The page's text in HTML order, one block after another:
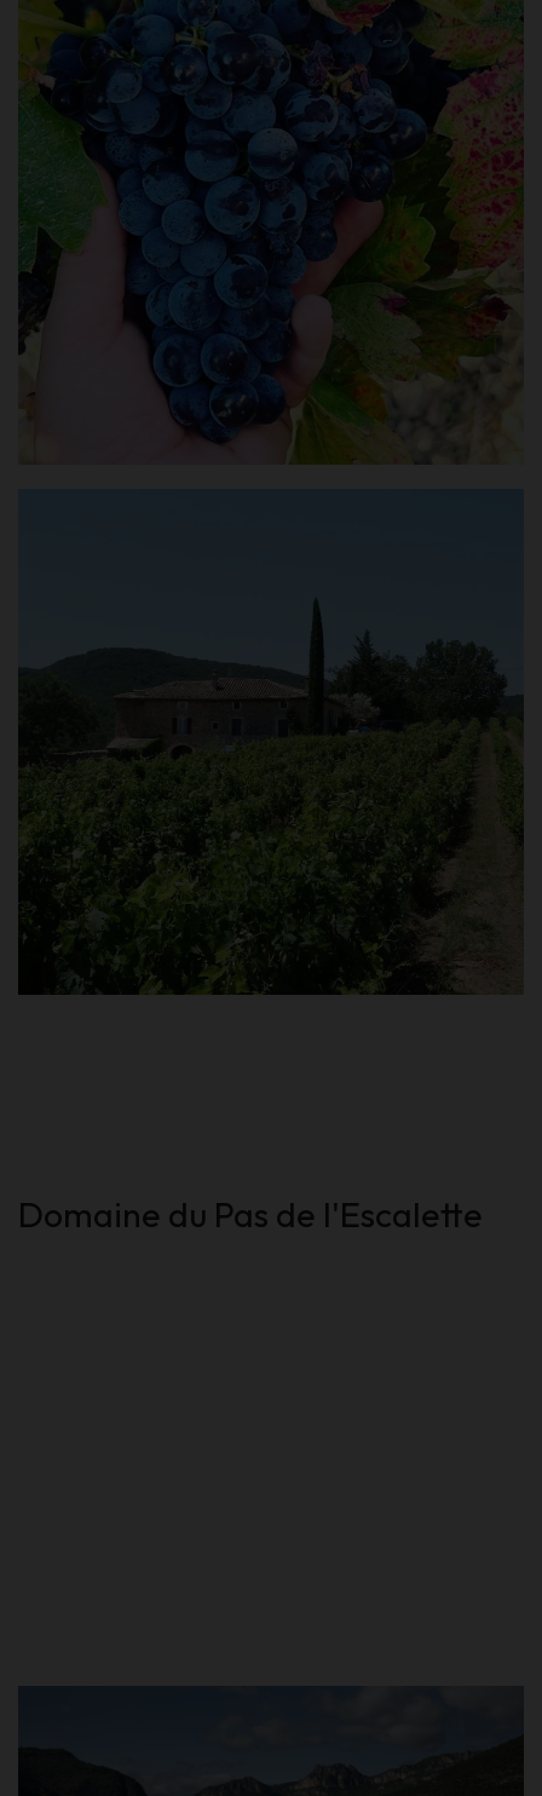
Domaine du Pas de l'Escalette